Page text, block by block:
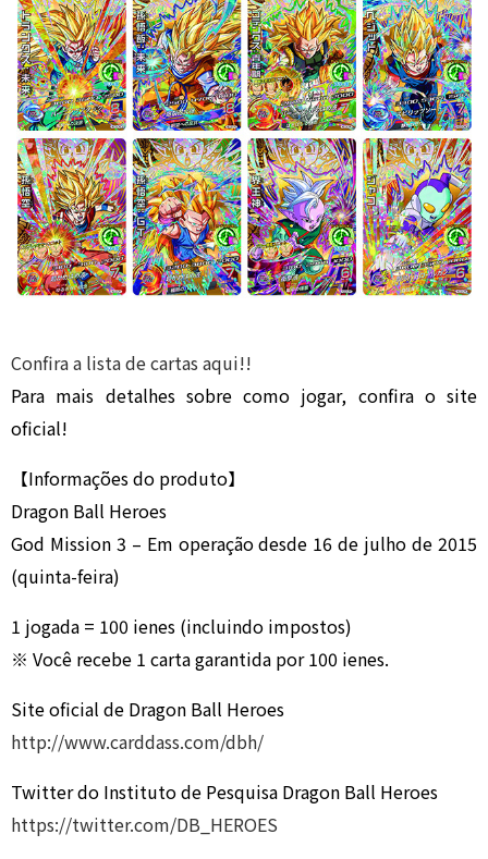
Confira a lista de cartas aqui!!
Para mais detalhes sobre como jogar, confira o site
oficial!
【Informações do produto】
Dragon Ball Heroes
God Mission 3 – Em operação desde 16 de julho de 2015
(quinta-feira)
1 jogada = 100 ienes (incluindo impostos)
※ Você recebe 1 carta garantida por 100 ienes.
Site oficial de Dragon Ball Heroes
http://www.carddass.com/dbh/
Twitter do Instituto de Pesquisa Dragon Ball Heroes
https://twitter.com/DB_HEROES